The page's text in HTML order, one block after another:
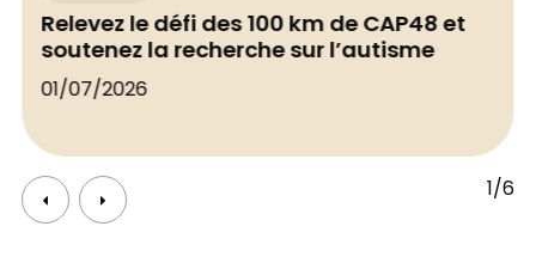
Relevez le défi des 100 km de CAP48 et
soutenez la recherche sur l’autisme
01/07/2026
1/6